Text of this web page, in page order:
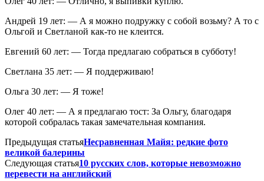
Андрей 19 лет: — А я можно подружку с собой возьму? А то с
Ольгой и Светланой как-то не клеится.
Евгений 60 лет: — Тогда предлагаю собраться в субботу!
Светлана 35 лет: — Я поддерживаю!
Ольга 30 лет: — Я тоже!
Олег 40 лет: — А я предлагаю тост: За Ольгу, благодаря
которой собралась такая замечательная компания.
Предыдущая статьяНесравненная Майя: редкие фото
великой балерины
Следующая статья10 русских слов, которые невозможно
перевести на английский